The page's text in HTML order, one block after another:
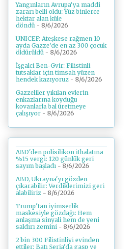
Yangınların Avrupa'ya maddi
zararı belli oldu: Yüz binlerce
hektar alan küle
döndü - 8/6/2026
UNICEF: Ateşkese rağmen 10
ayda Gazze'de en az 300 çocuk
öldürüldü - 8/6/2026
İşgalci Ben-Gvir: Filistinli
tutsaklar için timsah yüzen
hendek kazıyoruz - 8/6/2026
Gazzeliler yıkılan evlerin
enkazlarına koyduğu
kovanlarla bal üretmeye
çalışıyor - 8/6/2026
ABD'den polisilikon ithalatına
%15 vergi: 120 günlük geri
sayım başladı - 8/6/2026
ABD, Ukrayna'yı gözden
çıkarabilir: Verdiklerimizi geri
alabiliriz - 8/6/2026
Trump'tan iyimserlik
maskesiyle gözdağı: Hem
anlaşma sinyali hem de yeni
saldırı zemini - 8/6/2026
2 bin 300 Filistinliyi evinden
ettiler: Batı Şeria'da gasp ve